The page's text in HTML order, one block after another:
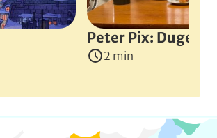
Peter Pix: Dugen
2 min